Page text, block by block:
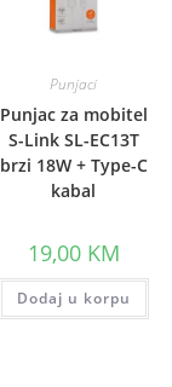
Punjaci
Punjac za mobitel
S-Link SL-EC13T
brzi 18W + Type-C
kabal
19,00 KM
Dodaj u korpu